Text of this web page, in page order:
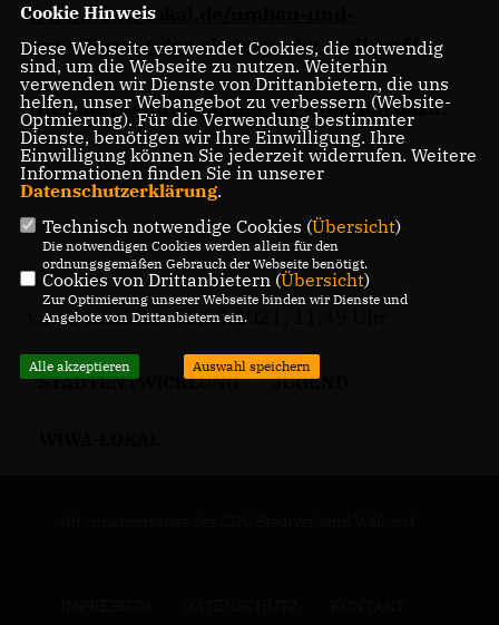
www.wiwa-lokal.de/umbau-und-
erweiterung-des-skaterparks-walldorf/
Hier dieStellungnahme der Fraktiondazu.
wiwa-lokal.de | 13.03.2021, 11:49 Uhr
STADTENTWICKLUNG JUGEND
Cookie Hinweis
Diese Webseite verwendet Cookies, die notwendig
sind, um die Webseite zu nutzen. Weiterhin
verwenden wir Dienste von Drittanbietern, die uns
helfen, unser Webangebot zu verbessern (Website-
Optmierung). Für die Verwendung bestimmter
Dienste, benötigen wir Ihre Einwilligung. Ihre
Einwilligung können Sie jederzeit widerrufen. Weitere
Informationen finden Sie in unserer
Datenschutzerklärung.
Technisch notwendige Cookies (Übersicht)
Die notwendigen Cookies werden allein für den
ordnungsgemäßen Gebrauch der Webseite benötigt.
Cookies von Drittanbietern (Übersicht)
Zur Optimierung unserer Webseite binden wir Dienste und
Angebote von Drittanbietern ein.
Alle akzeptieren Auswahl speichern